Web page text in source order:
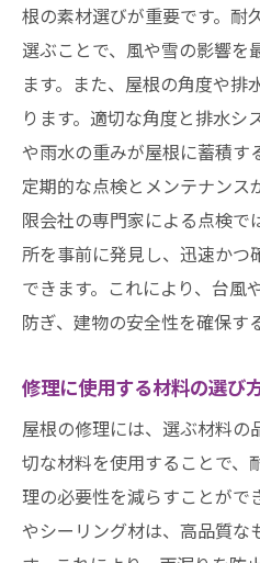
根の素材選びが重要です。耐
選ぶことで、風や雪の影響を
ます。また、屋根の角度や排
ります。適切な角度と排水シ
や雨水の重みが屋根に蓄積す
定期的な点検とメンテナンス
限会社の専門家による点検
所を事前に発見し、迅速かつ
できます。これにより、台風
防ぎ、建物の安全性を確保す
修理に使用する材料の選び
屋根の修理には、選ぶ材料の
切な材料を使用することで、
理の必要性を減らすことがで
やシーリング材は、高品質な